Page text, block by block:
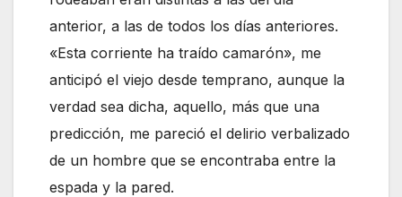
anterior, a las de todos los días anteriores.
«Esta corriente ha traído camarón», me
anticipó el viejo desde temprano, aunque la
verdad sea dicha, aquello, más que una
predicción, me pareció el delirio verbalizado
de un hombre que se encontraba entre la
espada y la pared.